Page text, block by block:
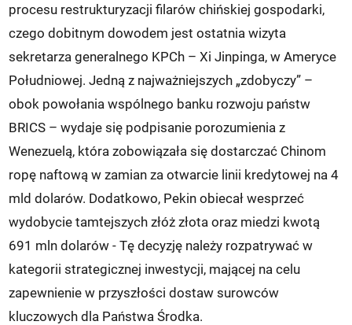
procesu restrukturyzacji filarów chińskiej gospodarki,
czego dobitnym dowodem jest ostatnia wizyta
sekretarza generalnego KPCh – Xi Jinpinga, w Ameryce
Południowej. Jedną z najważniejszych „zdobyczy” –
obok powołania wspólnego banku rozwoju państw
BRICS – wydaje się podpisanie porozumienia z
Wenezuelą, która zobowiązała się dostarczać Chinom
ropę naftową w zamian za otwarcie linii kredytowej na 4
mld dolarów. Dodatkowo, Pekin obiecał wesprzeć
wydobycie tamtejszych złóż złota oraz miedzi kwotą
691 mln dolarów - Tę decyzję należy rozpatrywać w
kategorii strategicznej inwestycji, mającej na celu
zapewnienie w przyszłości dostaw surowców
kluczowych dla Państwa Środka.